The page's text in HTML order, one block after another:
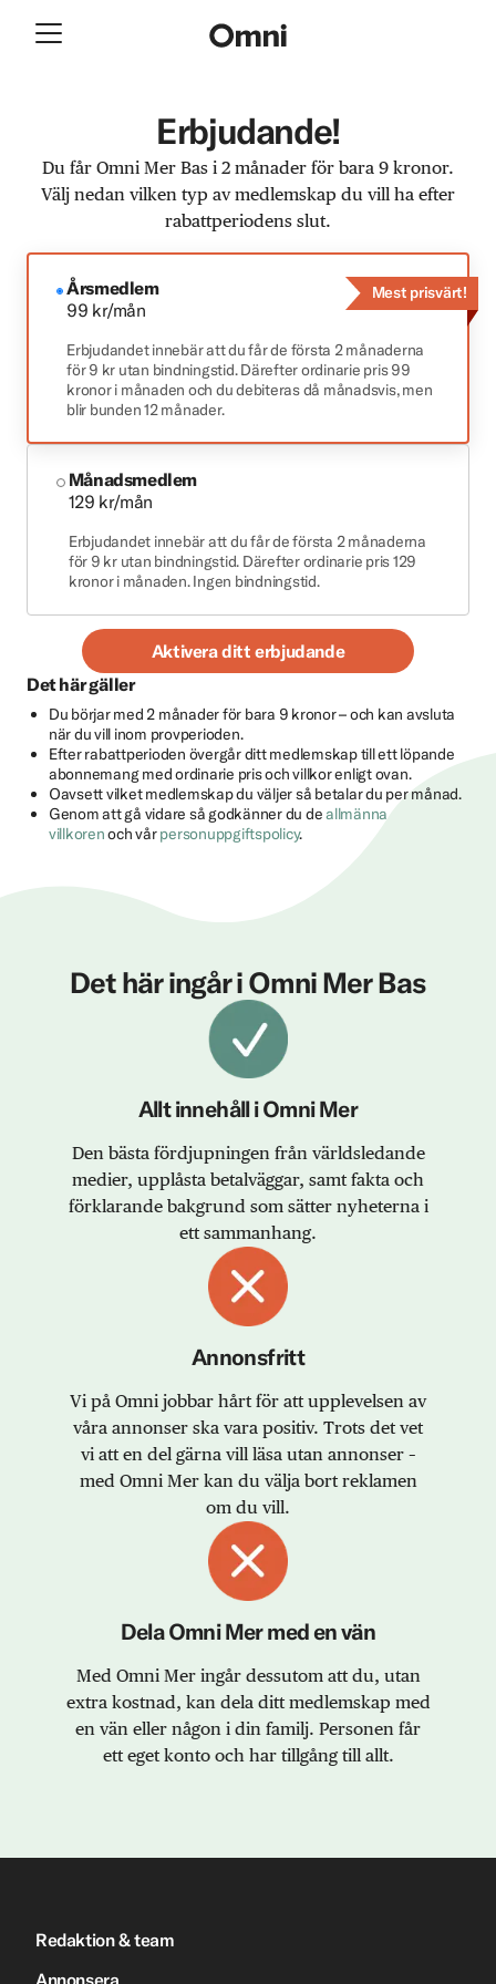
Erbjudande!
Du får Omni Mer Bas i 2 månader för bara 9 kronor.
Välj nedan vilken typ av medlemskap du vill ha efter
rabattperiodens slut.
Årsmedlem
99 kr/mån
Erbjudandet innebär att du får de första 2 månaderna
för 9 kr utan bindningstid. Därefter ordinarie pris 99
kronor i månaden och du debiteras då månadsvis, men
blir bunden 12 månader.
Mest prisvärt!
Månadsmedlem
129 kr/mån
Erbjudandet innebär att du får de första 2 månaderna
för 9 kr utan bindningstid. Därefter ordinarie pris 129
kronor i månaden. Ingen bindningstid.
Aktivera ditt erbjudande
Det här gäller
Du börjar med 2 månader för bara 9 kronor – och kan avsluta
när du vill inom provperioden.
Efter rabattperioden övergår ditt medlemskap till ett löpande
abonnemang med ordinarie pris och villkor enligt ovan.
Oavsett vilket medlemskap du väljer så betalar du per månad.
Genom att gå vidare så godkänner du deallmänna
villkorenoch vårpersonuppgiftspolicy.
Det här ingår i Omni Mer Bas
Allt innehåll i Omni Mer
Den bästa fördjupningen från världsledande
medier, upplåsta betalväggar, samt fakta och
förklarande bakgrund som sätter nyheterna i
ett sammanhang.
Annonsfritt
Vi på Omni jobbar hårt för att upplevelsen av
våra annonser ska vara positiv. Trots det vet
vi att en del gärna vill läsa utan annonser –
med Omni Mer kan du välja bort reklamen
om du vill.
Dela Omni Mer med en vän
Med Omni Mer ingår dessutom att du, utan
extra kostnad, kan dela ditt medlemskap med
en vän eller någon i din familj. Personen får
ett eget konto och har tillgång till allt.
Redaktion & team